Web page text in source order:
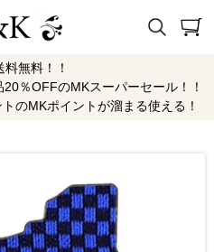
無料！！
％OFFのMKスーパーセール！！
のMKポイントが溜まる使える！